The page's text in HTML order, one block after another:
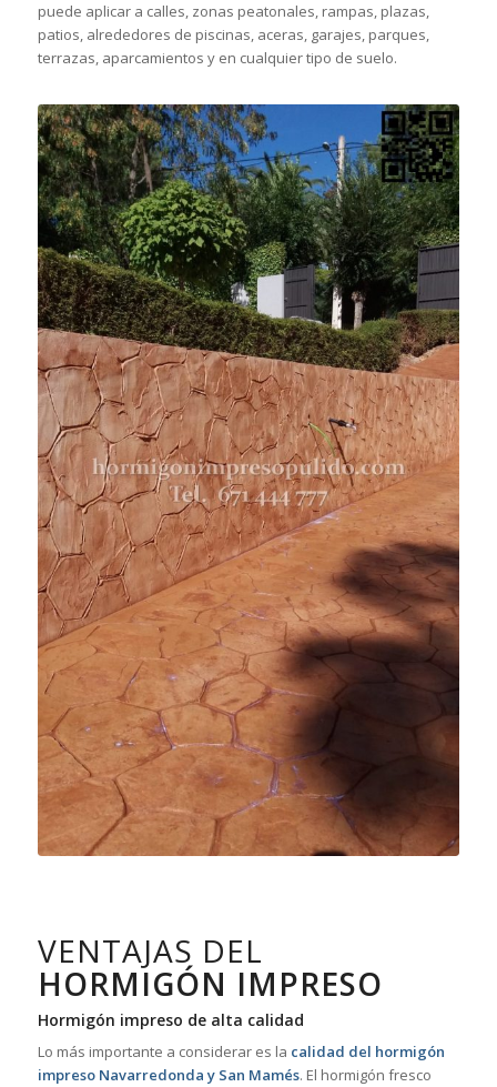
puede aplicar a calles, zonas peatonales, rampas, plazas,
patios, alrededores de piscinas, aceras, garajes, parques,
terrazas, aparcamientos y en cualquier tipo de suelo.
VENTAJAS DEL
HORMIGÓN IMPRESO
Hormigón impreso de alta calidad
Lo más importante a considerar es la calidad del hormigón
impreso Navarredonda y San Mamés. El hormigón fresco